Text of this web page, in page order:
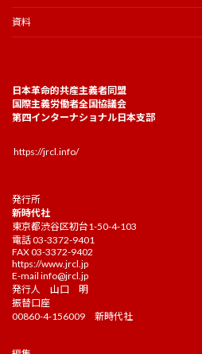
資料
日本革命的共産主義者同盟
国際主義労働者全国協議会
第四インターナショナル日本支部
https://jrcl.info/
発行所
新時代社
東京都渋谷区初台1-50-4-103
電話 03-3372-9401
FAX 03-3372-9402
https://www.jrcl.jp
E-mail info@jrcl.jp
発行人 山口 明
振替口座
00860-4-156009 新時代社